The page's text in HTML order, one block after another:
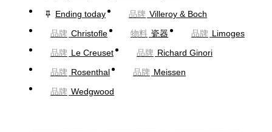
Ending today
品牌 Villeroy & Boch
品牌 Christofle 物料 瓷器 品牌 Limoges
品牌 Le Creuset 品牌 Richard Ginori
品牌 Rosenthal 品牌 Meissen
品牌 Wedgwood